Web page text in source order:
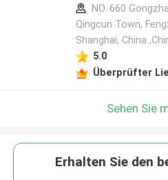
NO. 660
Qingcun Town,
Shanghai, China
5.0
Überprüfter
Sehen Sie
Erhalten Sie den